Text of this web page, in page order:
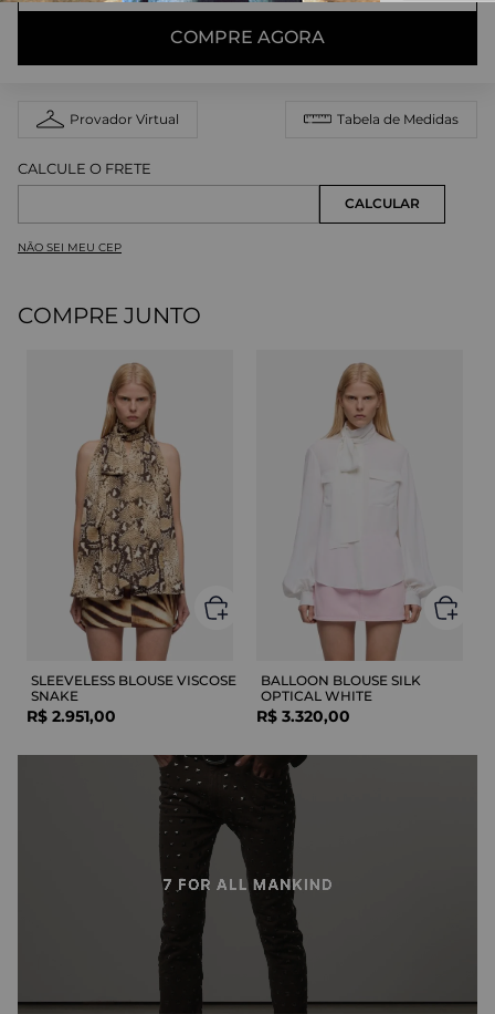
COMPRE AGORA
Provador Virtual Tabela de Medidas
NÃO SEI MEU CEP
COMPRE JUNTO
SLEEVELESS BLOUSE VISCOSE
SNAKE
R$ 2.951,00
BALLOON BLOUSE SILK
OPTICAL WHITE
R$ 3.320,00